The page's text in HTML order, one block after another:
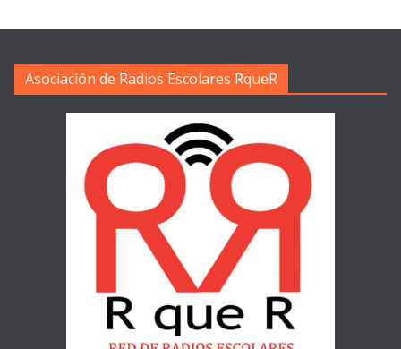
Asociación de Radios Escolares RqueR